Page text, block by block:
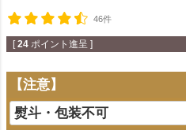
46件
[ 24 ポイント進呈 ]
【注意】